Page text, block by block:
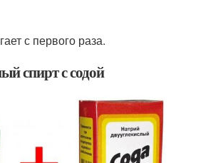
с первого раза.
спирт с содой